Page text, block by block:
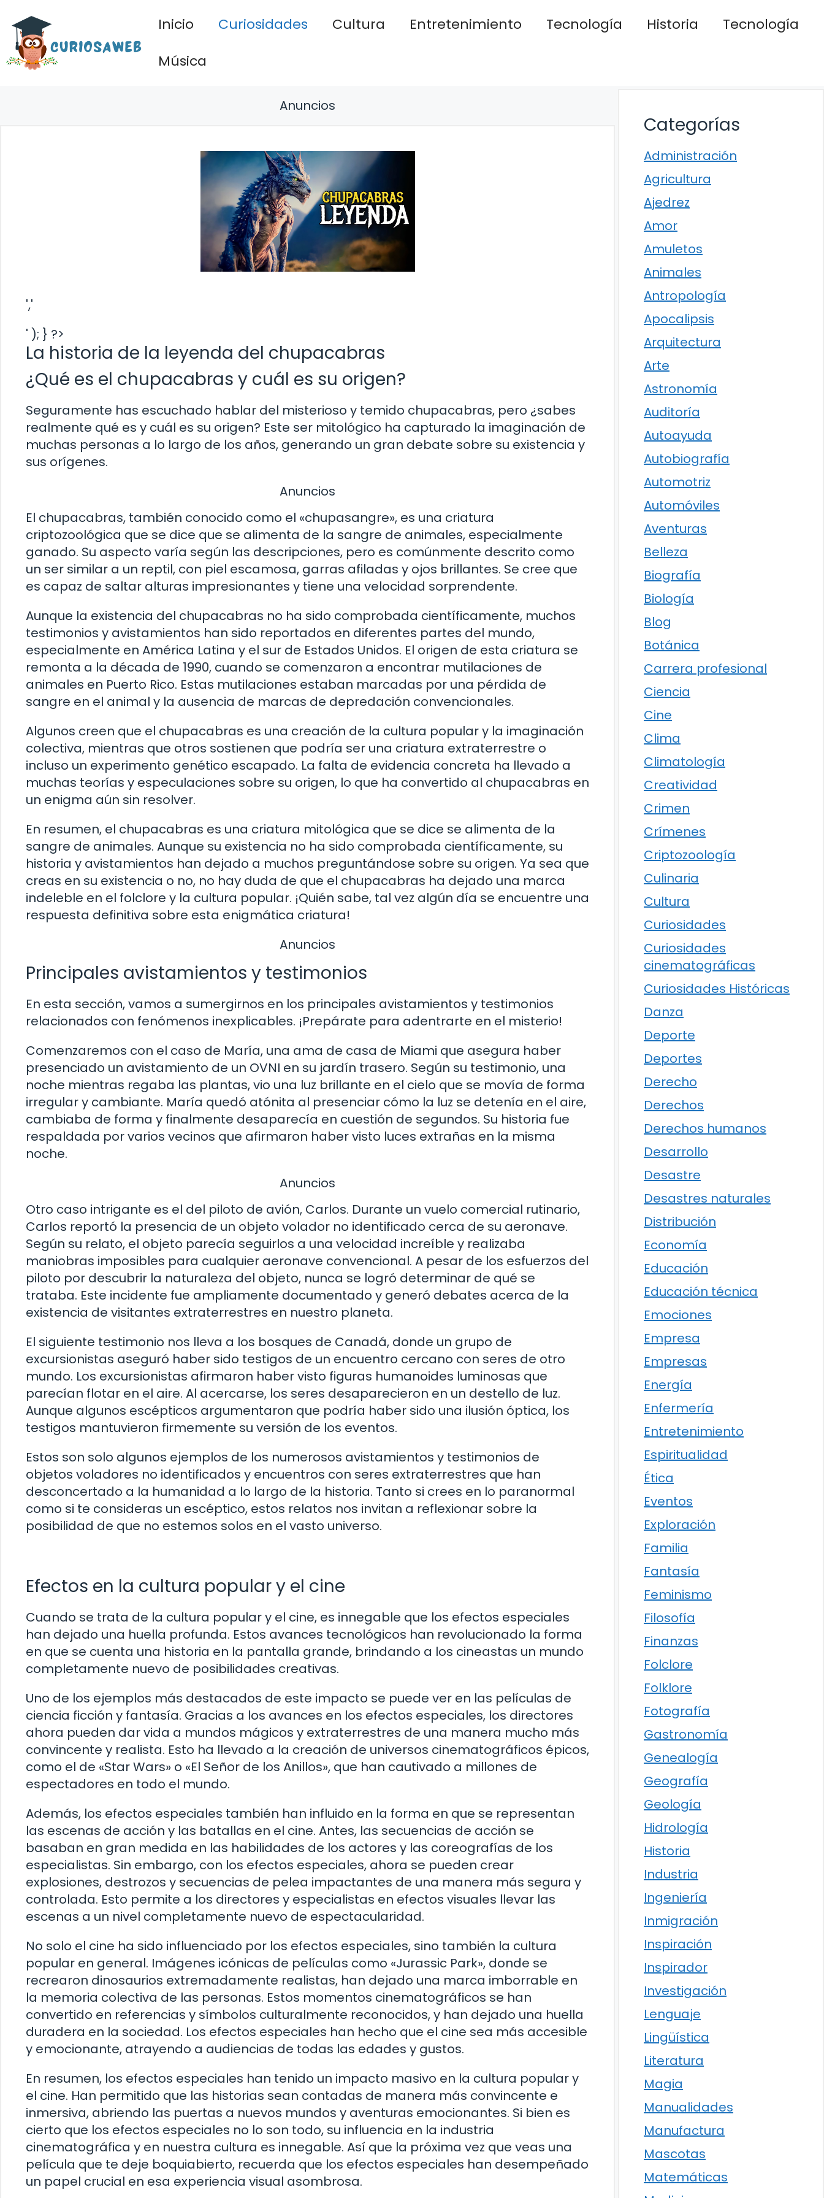
contenido
Inicio Curiosidades Cultura Entretenimiento Tecnología Historia
Tecnología
Música
Anuncios
','
' ); } ?>
La historia de la leyenda del chupacabras
¿Qué es el chupacabras y cuál es su origen?
Seguramente has escuchado hablar del misterioso y temido chupacabras, pero ¿sabes
realmente qué es y cuál es su origen? Este ser mitológico ha capturado la imaginación de
muchas personas a lo largo de los años, generando un gran debate sobre su existencia y
sus orígenes.
Anuncios
El chupacabras, también conocido como el «chupasangre», es una criatura
criptozoológica que se dice que se alimenta de la sangre de animales, especialmente
ganado. Su aspecto varía según las descripciones, pero es comúnmente descrito como
un ser similar a un reptil, con piel escamosa, garras afiladas y ojos brillantes. Se cree que
es capaz de saltar alturas impresionantes y tiene una velocidad sorprendente.
Aunque la existencia del chupacabras no ha sido comprobada científicamente, muchos
testimonios y avistamientos han sido reportados en diferentes partes del mundo,
especialmente en América Latina y el sur de Estados Unidos. El origen de esta criatura se
remonta a la década de 1990, cuando se comenzaron a encontrar mutilaciones de
animales en Puerto Rico. Estas mutilaciones estaban marcadas por una pérdida de
sangre en el animal y la ausencia de marcas de depredación convencionales.
Algunos creen que el chupacabras es una creación de la cultura popular y la imaginación
colectiva, mientras que otros sostienen que podría ser una criatura extraterrestre o
incluso un experimento genético escapado. La falta de evidencia concreta ha llevado a
muchas teorías y especulaciones sobre su origen, lo que ha convertido al chupacabras en
un enigma aún sin resolver.
En resumen, el chupacabras es una criatura mitológica que se dice se alimenta de la
sangre de animales. Aunque su existencia no ha sido comprobada científicamente, su
historia y avistamientos han dejado a muchos preguntándose sobre su origen. Ya sea que
creas en su existencia o no, no hay duda de que el chupacabras ha dejado una marca
indeleble en el folclore y la cultura popular. ¡Quién sabe, tal vez algún día se encuentre una
respuesta definitiva sobre esta enigmática criatura!
Anuncios
Principales avistamientos y testimonios
En esta sección, vamos a sumergirnos en los principales avistamientos y testimonios
relacionados con fenómenos inexplicables. ¡Prepárate para adentrarte en el misterio!
Comenzaremos con el caso de María, una ama de casa de Miami que asegura haber
presenciado un avistamiento de un OVNI en su jardín trasero. Según su testimonio, una
noche mientras regaba las plantas, vio una luz brillante en el cielo que se movía de forma
irregular y cambiante. María quedó atónita al presenciar cómo la luz se detenía en el aire,
cambiaba de forma y finalmente desaparecía en cuestión de segundos. Su historia fue
respaldada por varios vecinos que afirmaron haber visto luces extrañas en la misma
noche.
Anuncios
Otro caso intrigante es el del piloto de avión, Carlos. Durante un vuelo comercial rutinario,
Carlos reportó la presencia de un objeto volador no identificado cerca de su aeronave.
Según su relato, el objeto parecía seguirlos a una velocidad increíble y realizaba
maniobras imposibles para cualquier aeronave convencional. A pesar de los esfuerzos del
piloto por descubrir la naturaleza del objeto, nunca se logró determinar de qué se
trataba. Este incidente fue ampliamente documentado y generó debates acerca de la
existencia de visitantes extraterrestres en nuestro planeta.
El siguiente testimonio nos lleva a los bosques de Canadá, donde un grupo de
excursionistas aseguró haber sido testigos de un encuentro cercano con seres de otro
mundo. Los excursionistas afirmaron haber visto figuras humanoides luminosas que
parecían flotar en el aire. Al acercarse, los seres desaparecieron en un destello de luz.
Aunque algunos escépticos argumentaron que podría haber sido una ilusión óptica, los
testigos mantuvieron firmemente su versión de los eventos.
Estos son solo algunos ejemplos de los numerosos avistamientos y testimonios de
objetos voladores no identificados y encuentros con seres extraterrestres que han
desconcertado a la humanidad a lo largo de la historia. Tanto si crees en lo paranormal
como si te consideras un escéptico, estos relatos nos invitan a reflexionar sobre la
posibilidad de que no estemos solos en el vasto universo.
Efectos en la cultura popular y el cine
Cuando se trata de la cultura popular y el cine, es innegable que los efectos especiales
han dejado una huella profunda. Estos avances tecnológicos han revolucionado la forma
en que se cuenta una historia en la pantalla grande, brindando a los cineastas un mundo
completamente nuevo de posibilidades creativas.
Uno de los ejemplos más destacados de este impacto se puede ver en las películas de
ciencia ficción y fantasía. Gracias a los avances en los efectos especiales, los directores
ahora pueden dar vida a mundos mágicos y extraterrestres de una manera mucho más
convincente y realista. Esto ha llevado a la creación de universos cinematográficos épicos,
como el de «Star Wars» o «El Señor de los Anillos», que han cautivado a millones de
espectadores en todo el mundo.
Además, los efectos especiales también han influido en la forma en que se representan
las escenas de acción y las batallas en el cine. Antes, las secuencias de acción se
basaban en gran medida en las habilidades de los actores y las coreografías de los
especialistas. Sin embargo, con los efectos especiales, ahora se pueden crear
explosiones, destrozos y secuencias de pelea impactantes de una manera más segura y
controlada. Esto permite a los directores y especialistas en efectos visuales llevar las
escenas a un nivel completamente nuevo de espectacularidad.
No solo el cine ha sido influenciado por los efectos especiales, sino también la cultura
popular en general. Imágenes icónicas de películas como «Jurassic Park», donde se
recrearon dinosaurios extremadamente realistas, han dejado una marca imborrable en
la memoria colectiva de las personas. Estos momentos cinematográficos se han
convertido en referencias y símbolos culturalmente reconocidos, y han dejado una huella
duradera en la sociedad. Los efectos especiales han hecho que el cine sea más accesible
y emocionante, atrayendo a audiencias de todas las edades y gustos.
En resumen, los efectos especiales han tenido un impacto masivo en la cultura popular y
el cine. Han permitido que las historias sean contadas de manera más convincente e
inmersiva, abriendo las puertas a nuevos mundos y aventuras emocionantes. Si bien es
cierto que los efectos especiales no lo son todo, su influencia en la industria
cinematográfica y en nuestra cultura es innegable. Así que la próxima vez que veas una
película que te deje boquiabierto, recuerda que los efectos especiales han desempeñado
un papel crucial en esa experiencia visual asombrosa.
Categorías
Administración
Agricultura
Ajedrez
Amor
Amuletos
Animales
Antropología
Apocalipsis
Arquitectura
Arte
Astronomía
Auditoría
Autoayuda
Autobiografía
Automotriz
Automóviles
Aventuras
Belleza
Biografía
Biología
Blog
Botánica
Carrera profesional
Ciencia
Cine
Clima
Climatología
Creatividad
Crimen
Crímenes
Criptozoología
Culinaria
Cultura
Curiosidades
Curiosidades
cinematográficas
Curiosidades Históricas
Danza
Deporte
Deportes
Derecho
Derechos
Derechos humanos
Desarrollo
Desastre
Desastres naturales
Distribución
Economía
Educación
Educación técnica
Emociones
Empresa
Empresas
Energía
Enfermería
Entretenimiento
Espiritualidad
Ética
Eventos
Exploración
Familia
Fantasía
Feminismo
Filosofía
Finanzas
Folclore
Folklore
Fotografía
Gastronomía
Genealogía
Geografía
Geología
Hidrología
Historia
Industria
Ingeniería
Inmigración
Inspiración
Inspirador
Investigación
Lenguaje
Lingüística
Literatura
Magia
Manualidades
Manufactura
Mascotas
Matemáticas